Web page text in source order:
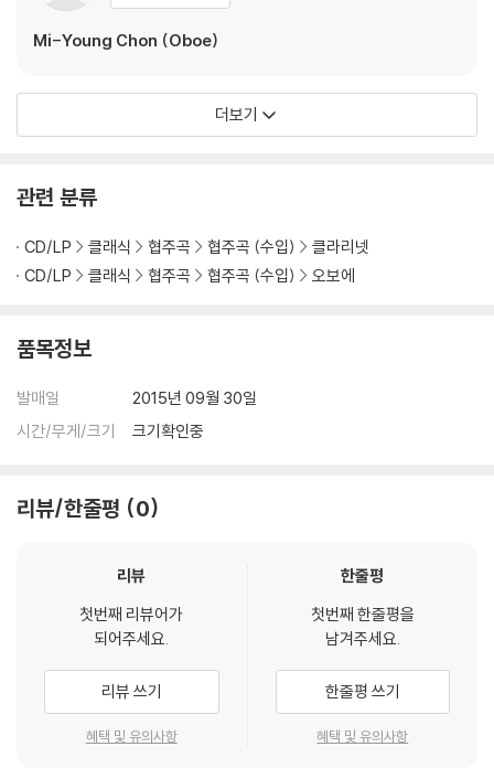
Mi-Young Chon (Oboe)
더보기
관련 분류
CD/LP 클래식 협주곡 협주곡 (수입)
클라리넷
CD/LP
클래식 협주곡 협주곡 (수입) 오보에
품목정보
발매일
2015년 09월 30일
시간/무게/크기
크기확인중
리뷰/한줄평 0
리뷰
첫번째 리뷰어가
되어주세요.
리뷰 쓰기
혜택 및 유의사항
한줄평
첫번째 한줄평을
남겨주세요.
한줄평 쓰기
혜택 및 유의사항